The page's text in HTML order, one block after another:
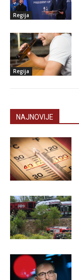
Regija
Regija
NAJNOVIJE